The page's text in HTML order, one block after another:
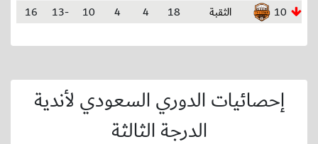
10
الثقبة 18
4
4
10
-13
16
إحصائيات الدوري السعودي لأندية
الدرجة الثالثة